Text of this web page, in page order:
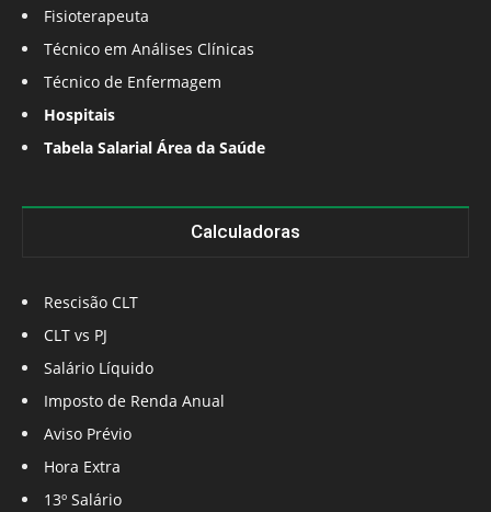
Fisioterapeuta
Técnico em Análises Clínicas
Técnico de Enfermagem
Hospitais
Tabela Salarial Área da Saúde
Calculadoras
Rescisão CLT
CLT vs PJ
Salário Líquido
Imposto de Renda Anual
Aviso Prévio
Hora Extra
13º Salário